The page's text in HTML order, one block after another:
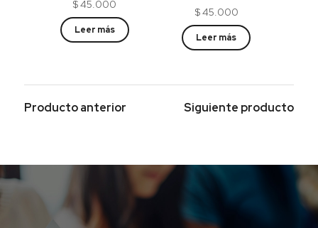
$45.000
Leer más
$45.000
Leer más
Producto anterior Siguiente producto